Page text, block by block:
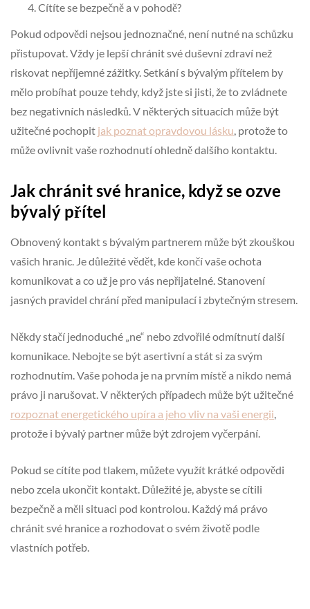
Cítíte se bezpečně a v pohodě?
Pokud odpovědi nejsou jednoznačné, není nutné na schůzku
přistupovat. Vždy je lepší chránit své duševní zdraví než
riskovat nepříjemné zážitky. Setkání s bývalým přítelem by
mělo probíhat pouze tehdy, když jste si jisti, že to zvládnete
bez negativních následků. V některých situacích může být
užitečné pochopit jak poznat opravdovou lásku, protože to
může ovlivnit vaše rozhodnutí ohledně dalšího kontaktu.
Jak chránit své hranice, když se ozve
bývalý přítel
Obnovený kontakt s bývalým partnerem může být zkouškou
vašich hranic. Je důležité vědět, kde končí vaše ochota
komunikovat a co už je pro vás nepřijatelné. Stanovení
jasných pravidel chrání před manipulací i zbytečným stresem.
Někdy stačí jednoduché „ne“ nebo zdvořilé odmítnutí další
komunikace. Nebojte se být asertivní a stát si za svým
rozhodnutím. Vaše pohoda je na prvním místě a nikdo nemá
právo ji narušovat. V některých případech může být užitečné
rozpoznat energetického upíra a jeho vliv na vaši energii,
protože i bývalý partner může být zdrojem vyčerpání.
Pokud se cítíte pod tlakem, můžete využít krátké odpovědi
nebo zcela ukončit kontakt. Důležité je, abyste se cítili
bezpečně a měli situaci pod kontrolou. Každý má právo
chránit své hranice a rozhodovat o svém životě podle
vlastních potřeb.